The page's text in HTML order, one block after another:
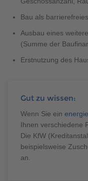
Bau als
Ausbau eines
(Summe der
Erstnutzung des
Gut zu wissen:
Wenn Sie ein
Ihnen verschiedene
Die KfW
beispielsweise
an.